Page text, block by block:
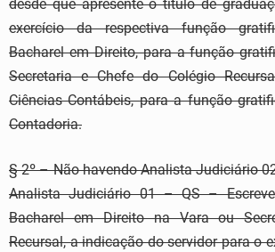
desde que apresente o título de
exercício da respectiva função
Bacharel em Direito, para a função
Secretaria e Chefe do Colégio
Ciências Contábeis, para a função
Contadoria.
§ 2º – Não havendo Analista Judiciário
Analista Judiciário 01 – QS –
Bacharel em Direito na Vara ou
Recursal, a indicação do servidor para o